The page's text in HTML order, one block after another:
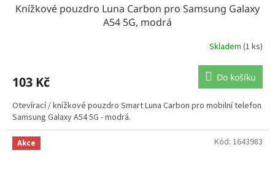
Knížkové pouzdro Luna Carbon pro Samsung Galaxy
A54 5G, modrá
Skladem (1 ks)
103 Kč Do košíku
Otevírací / knížkové pouzdro Smart Luna Carbon pro mobilní telefon
Samsung Galaxy A54 5G - modrá.
Akce Kód: 1643983